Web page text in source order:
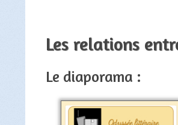
Les relations
Le diaporama :